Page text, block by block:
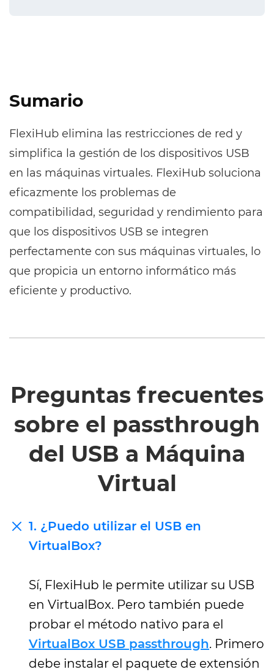
Sumario
FlexiHub elimina las restricciones de red y
simplifica la gestión de los dispositivos USB
en las máquinas virtuales. FlexiHub soluciona
eficazmente los problemas de
compatibilidad, seguridad y rendimiento para
que los dispositivos USB se integren
perfectamente con sus máquinas virtuales, lo
que propicia un entorno informático más
eficiente y productivo.
Preguntas frecuentes
sobre el passthrough
del USB a Máquina
Virtual
1. ¿Puedo utilizar el USB en
VirtualBox?
Sí, FlexiHub le permite utilizar su USB
en VirtualBox. Pero también puede
probar el método nativo para el
VirtualBox USB passthrough. Primero
debe instalar el paquete de extensión